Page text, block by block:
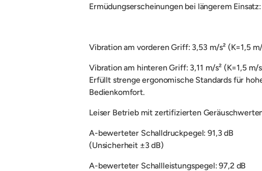
Ermüdungserscheinungen bei längerem Einsatz:
Vibration am vorderen Griff: 3,53 m/s² (K=1,5
Vibration am hinteren Griff: 3,11 m/s² (K=1,5 m/
Erfüllt strenge ergonomische Standards für
Bedienkomfort.
Leiser Betrieb mit zertifizierten
A-bewerteter Schalldruckpegel: 91,3 dB
(Unsicherheit ±3 dB)
A-bewerteter Schallleistungspegel: 97,2 dB